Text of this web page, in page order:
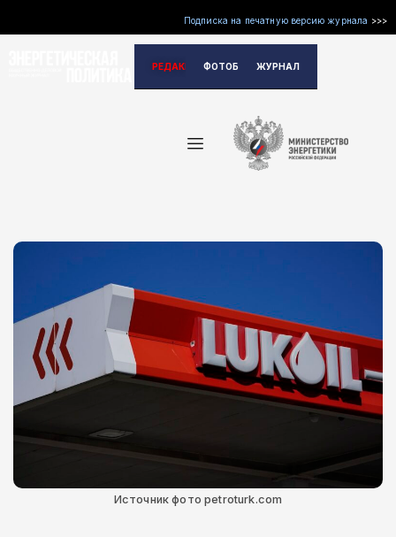
Подписка на печатную версию журнала >>>
РЕДАКЦИЯФОТОБАНКЖУРНАЛ
Источник фото petroturk.com